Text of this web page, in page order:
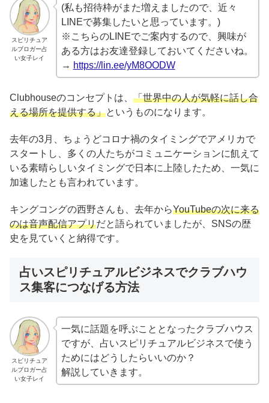
スピリチュア
ルブロガー占
い女子レイ
(私も招待枠がまた増えましたので、近々
LINEで募集したいと思っています。)
※こちらのLINEでご案内するので、興味が
ある方はお友達登録しておいてくださいね。
→ https://lin.ee/yM8OODW
Clubhouseのコンセプトは、 「世界中の人が気軽に話し合
える場所を提供する」というものになります。
去年の3月、ちょうどコロナ禍のタイミングでアメリカで
スタートし、多くの人たちがコミュニケーションに飢えて
いる素晴らしいタイミングで日本に上陸したため、一気に
加速したとも言われています。
キングコングの西野さんも、去年からYouTubeの次に来る
のは音声配信アプリだと語られていましたが、SNSの歴
史を見ていくと納得です。
占いスピリチュアルビジネスでクラブハウ
ス集客につなげる方法
スピリチュア
ルブロガー占
い女子レイ
一気に話題を呼ぶこととなったクラブハウス
ですが、占いスピリチュアルビジネスで使う
ためにはどうしたらいいのか？
解説していきます。